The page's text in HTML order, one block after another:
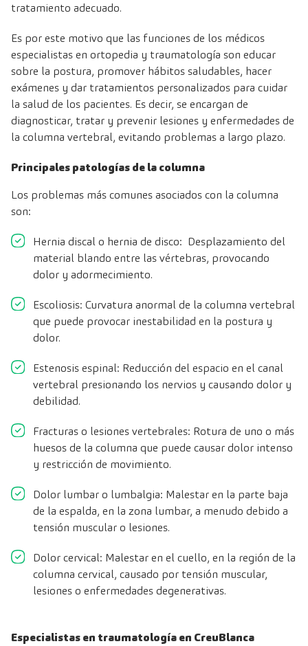
tratamiento adecuado.
Es por este motivo que las funciones de los médicos
especialistas en ortopedia y traumatología son educar
sobre la postura, promover hábitos saludables, hacer
exámenes y dar tratamientos personalizados para cuidar
la salud de los pacientes. Es decir, se encargan de
diagnosticar, tratar y prevenir lesiones y enfermedades de
la columna vertebral, evitando problemas a largo plazo.
Principales patologías de la columna
Los problemas más comunes asociados con la columna
son:
Hernia discal o hernia de disco: Desplazamiento del
material blando entre las vértebras, provocando
dolor y adormecimiento.
Escoliosis: Curvatura anormal de la columna vertebral
que puede provocar inestabilidad en la postura y
dolor.
Estenosis espinal: Reducción del espacio en el canal
vertebral presionando los nervios y causando dolor y
debilidad.
Fracturas o lesiones vertebrales: Rotura de uno o más
huesos de la columna que puede causar dolor intenso
y restricción de movimiento.
Dolor lumbar o lumbalgia: Malestar en la parte baja
de la espalda, en la zona lumbar, a menudo debido a
tensión muscular o lesiones.
Dolor cervical: Malestar en el cuello, en la región de la
columna cervical, causado por tensión muscular,
lesiones o enfermedades degenerativas.
Especialistas en traumatología en CreuBlanca